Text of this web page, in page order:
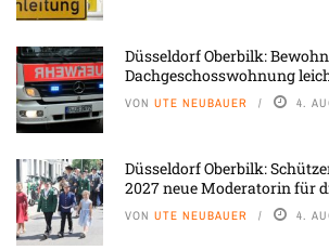
Düsseldorf Oberbilk:
Dachgeschosswohnung
VON UTE NEUBAUER 4.
Düsseldorf Oberbilk:
2027 neue Moderatorin für
VON UTE NEUBAUER 4.